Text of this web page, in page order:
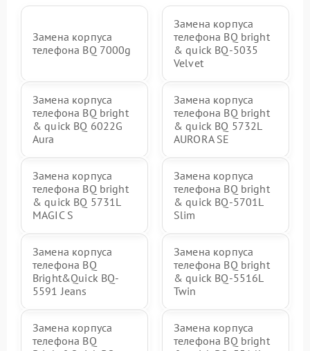
Замена корпуса
телефона BQ 7000g
Замена корпуса
телефона BQ bright
& quick BQ-5035
Velvet
Замена корпуса
телефона BQ bright
& quick BQ 6022G
Aura
Замена корпуса
телефона BQ bright
& quick BQ 5732L
AURORA SE
Замена корпуса
телефона BQ bright
& quick BQ 5731L
MAGIC S
Замена корпуса
телефона BQ bright
& quick BQ-5701L
Slim
Замена корпуса
телефона BQ
Bright&Quick BQ-
5591 Jeans
Замена корпуса
телефона BQ bright
& quick BQ-5516L
Twin
Замена корпуса
телефона BQ
Замена корпуса
телефона BQ bright